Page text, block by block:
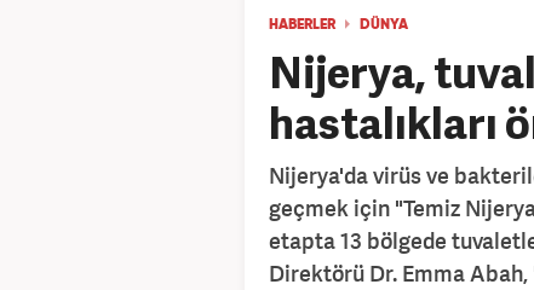
HABERLER DÜNYA
Nijerya,
hastalıkları
Nijerya'da virüs ve
geçmek için "Temiz
etapta 13 bölgede
Direktörü Dr. Emma Abah,